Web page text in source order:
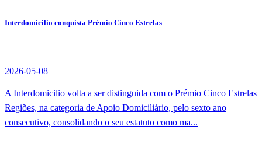
Interdomicilio conquista Prémio Cinco Estrelas
2026-05-08
A Interdomicilio volta a ser distinguida com o Prémio Cinco Estrelas
Regiões, na categoria de Apoio Domiciliário, pelo sexto ano
consecutivo, consolidando o seu estatuto como ma...